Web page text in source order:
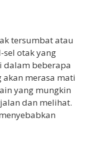
tersumbat atau
sel otak yang
dalam beberapa
akan merasa mati
yang mungkin
dan melihat.